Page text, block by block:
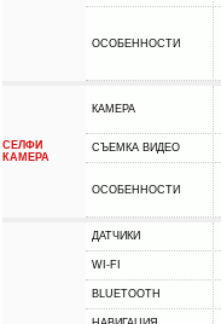
ОСОБЕННОСТИ
СЕЛФИ
КАМЕРА
КАМЕРА
СЪЕМКА ВИДЕО
ОСОБЕННОСТИ
ДАТЧИКИ
WI-FI
BLUETOOTH